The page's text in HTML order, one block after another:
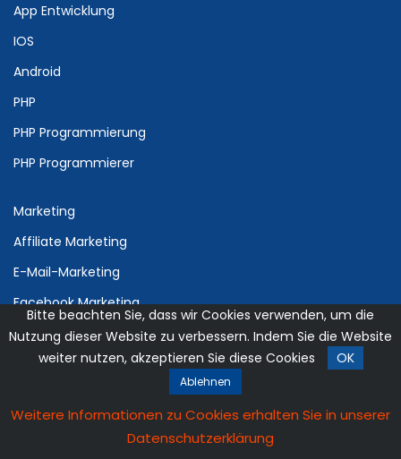
App Entwicklung
IOS
Android
PHP
PHP Programmierung
PHP Programmierer
Marketing
Affiliate Marketing
E-Mail-Marketing
Facebook Marketing
Marketing - Automation
Mobile Marketing
Customer Relationship Management
Bitte beachten Sie, dass wir Cookies verwenden, um die
Nutzung dieser Website zu verbessern. Indem Sie die Website
weiter nutzen, akzeptieren Sie diese Cookies
OK
Ablehnen
Weitere Informationen zu Cookies erhalten Sie in unserer
Datenschutzerklärung